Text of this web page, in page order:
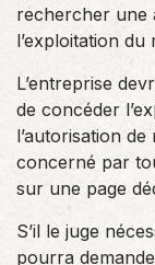
rechercher une
l’exploitation du
L’entreprise
de concéder
l’autorisation
concerné par
sur une page
S’il le juge
pourra